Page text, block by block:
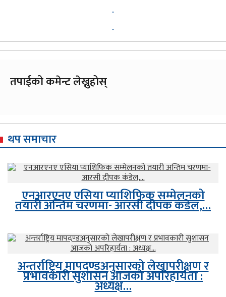
तपाईको कमेन्ट लेख्नुहोस्
थप समाचार
एनआरएनए एसिया प्याशिफिक सम्मेलनको
तयारी अन्तिम चरणमा- आरसी दीपक कंडेल,…
अन्तर्राष्ट्रिय मापदण्डअनुसारको लेखापरीक्षण र
प्रभावकारी सुशासन आजको अपरिहार्यता :
अध्यक्ष…